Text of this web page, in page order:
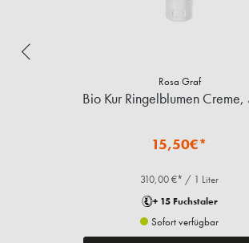
Rosa Graf
Bio Kur Ringelblumen
15,50€*
310,00 €* / 1 Liter
+ 15 Fuchstaler
Sofort verfügbar